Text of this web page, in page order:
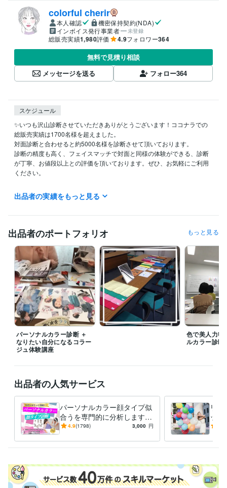
colorful cherir
本人確認
機密保持契約(NDA)
インボイス発行事業者
未登録
総販売実績1,980評価 4.9フォロワー364
無料で見積り相談
メッセージを送る
フォロー364
スケジュール
✨いつも沢山診断させていただきありがとうございます！ココナラでの
総販売実績は1700名様を超えました。
対面診断と合わせると約5000名様を診断させて頂いております。
診断の精度も高く、フェイスマッチで対面と同様の体験ができる、診断
が丁寧、お値段以上との評価を頂いております。ぜひ、お気軽にご利用
ください。
✨ ココナラ招待コードで1000円引き ✨
ココナラに新規登録される方は、初回のみ以下のリンクから登録すると1
https://coconala.com/invite/1P3RVV
経験職種
ライフスタイル・その他 / 講師・インストラクター 経験年数 : 7年
受賞歴
『パーソナルカラーを知って魅力UP　オフィスで映える私色』 Flam
maカラーアナリストフルコース TAEKO MAGICプロフェッショナル
メイクアドバイザー アドバンスカラーセラピスト1stコース 日本
顔タイプ診断協会顔タイプアドバイザー１級 色彩検定2級
資格・検定
パーソナルカラーアナリスト
色彩検定2級 取得年 : 2023年
住まい・美容・生活相談 パーソナルカラー 顔タイプ診断
ファッション メイク パーソナルカラー
顔タイプ診断
イメージコンサル
カラーセラピスト
コスメコンシェルジュ
メイクレッスン
出品者の実績をもっと見る
出品者のポートフォリオ もっと見る
パーソナルカラー診断 ＋
なりたい自分になるコラー
ジュ体験講座
色で美人力
ルカラー診断
出品者の人気サービス
パーソナルカラー顔タイプ似
合うを専門的に分析します AI
では不可能な繊細分析｜永久
4.9(1798) 3,000 円
リ
ップ
から